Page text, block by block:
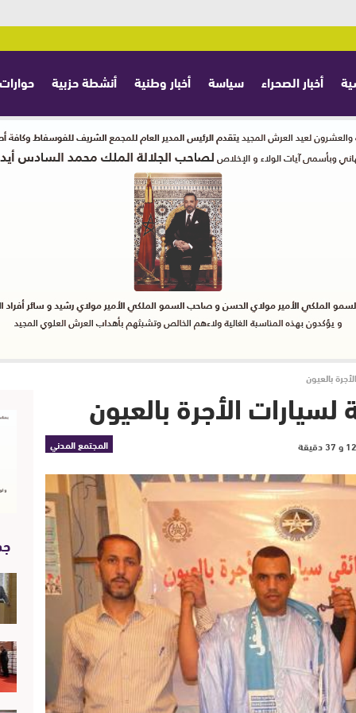
أخبار الصحراء سياسة أخبار وطنية أنشطة حزبية
بالعيون
لسيارات الأجرة بالعيون
المجتمع المدني